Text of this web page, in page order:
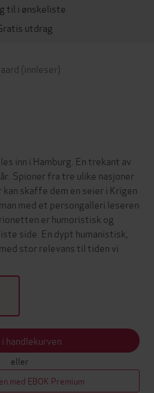
til i ønskeliste
utdrag
(innleser)
inn i Hamburg. En trekant av
Spioner fra tre ulike nasjoner
skaffe dem en seier i Krigen
med et persongalleri leseren
er humoristisk og
side. En dypt humanistisk,
stor relevans til tiden vi
handlekurven
eller
med EBOK Premium